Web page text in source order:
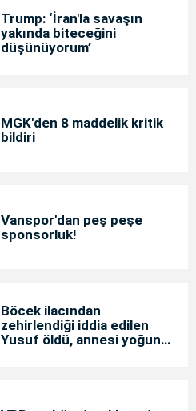
Trump: ‘İran'la savaşın
yakında biteceğini
düşünüyorum’
MGK'den 8 maddelik kritik
bildiri
Vanspor'dan peş peşe
sponsorluk!
Böcek ilacından
zehirlendiği iddia edilen
Yusuf öldü, annesi yoğun